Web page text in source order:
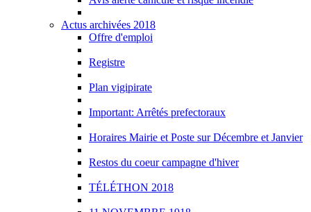
Actus archivées 2018
Offre d'emploi
Registre
Plan vigipirate
Important: Arrêtés prefectoraux
Horaires Mairie et Poste sur Décembre et Janvier
Restos du coeur campagne d'hiver
TÉLÉTHON 2018